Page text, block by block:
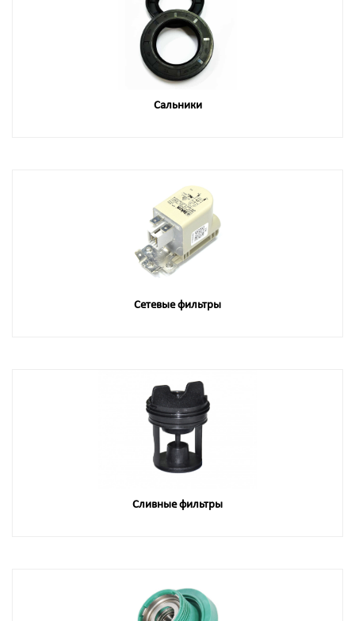
Сальники
Сетевые фильтры
Сливные фильтры